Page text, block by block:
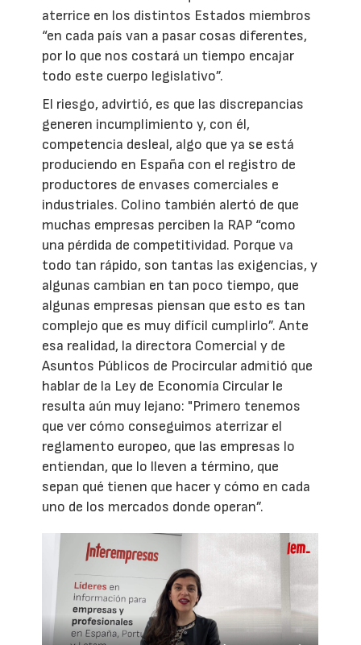
aterrice en los distintos Estados miembros
“en cada país van a pasar cosas diferentes,
por lo que nos costará un tiempo encajar
todo este cuerpo legislativo”.
El riesgo, advirtió, es que las discrepancias
generen incumplimiento y, con él,
competencia desleal, algo que ya se está
produciendo en España con el registro de
productores de envases comerciales e
industriales. Colino también alertó de que
muchas empresas perciben la RAP “como
una pérdida de competitividad. Porque va
todo tan rápido, son tantas las exigencias, y
algunas cambian en tan poco tiempo, que
algunas empresas piensan que esto es tan
complejo que es muy difícil cumplirlo”. Ante
esa realidad, la directora Comercial y de
Asuntos Públicos de Procircular admitió que
hablar de la Ley de Economía Circular le
resulta aún muy lejano: "Primero tenemos
que ver cómo conseguimos aterrizar el
reglamento europeo, que las empresas lo
entiendan, que lo lleven a término, que
sepan qué tienen que hacer y cómo en cada
uno de los mercados donde operan”.